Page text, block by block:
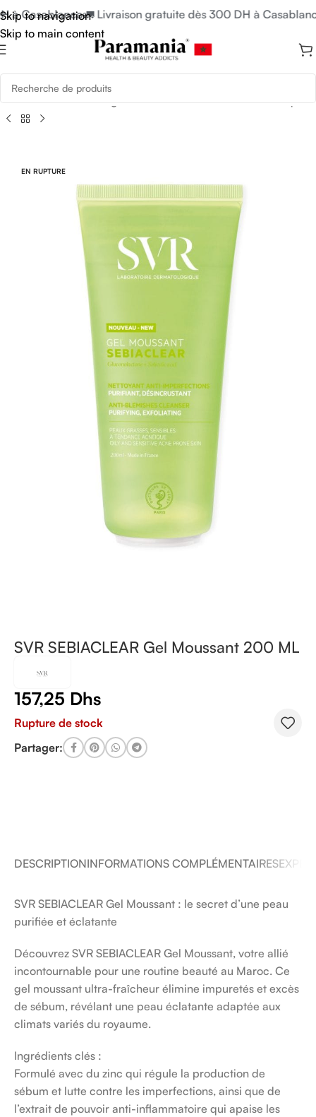
Skip to navigation
Skip to main content
Casablanca🚛 Livraison gratuite dès 300 DH à Casablanca
Accueil/Soins du Visage/Soins Peau Grasse & Anti acnéique
EN RUPTURE
SVR SEBIACLEAR Gel Moussant 200 ML
157,25 Dhs
Rupture de stock
Partager:
DESCRIPTIONINFORMATIONS COMPLÉMENTAIRES
SVR SEBIACLEAR Gel Moussant : le secret d’une peau
purifiée et éclatante
Découvrez SVR SEBIACLEAR Gel Moussant, votre allié
incontournable pour une routine beauté au Maroc. Ce
gel moussant ultra-fraîcheur élimine impuretés et excès
de sébum, révélant une peau éclatante adaptée aux
climats variés du royaume.
Ingrédients clés :
Formulé avec du zinc qui régule la production de
sébum et lutte contre les imperfections, ainsi que de
l’extrait de pouvoir anti-inflammatoire qui apaise les